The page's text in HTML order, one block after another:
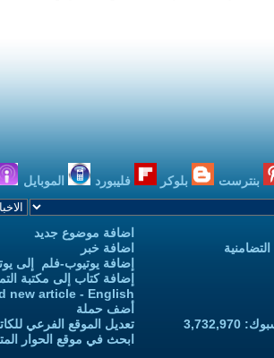
بنترست بلوكر فليبورد الموبايل
اضافة موضوع جديد
اضافة خبر
إضافة يوتيوب-فلم إلى
إضافة كتاب إلى مكتبة
new article - English
أضف حملة
تعديل الموقع الفرعي
ابحث في موقع الحوار